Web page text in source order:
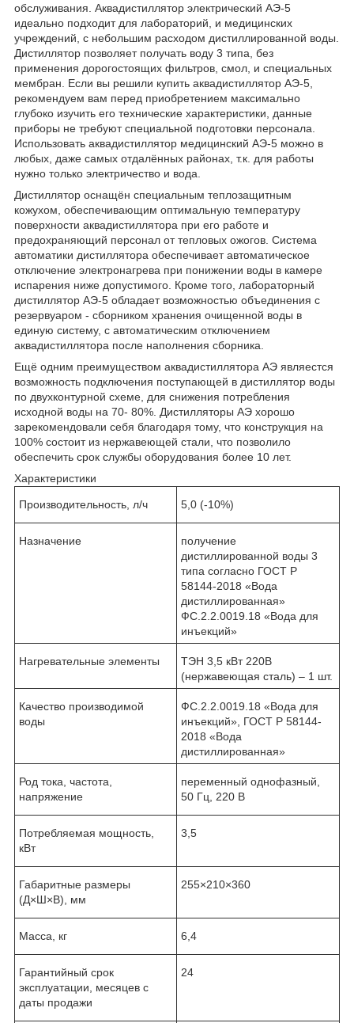
обслуживания. Аквадистиллятор электрический АЭ-5
идеально подходит для лабораторий, и медицинских
учреждений, с небольшим расходом дистиллированной воды.
Дистиллятор позволяет получать воду 3 типа, без
применения дорогостоящих фильтров, смол, и специальных
мембран. Если вы решили купить аквадистиллятор АЭ-5,
рекомендуем вам перед приобретением максимально
глубоко изучить его технические характеристики, данные
приборы не требуют специальной подготовки персонала.
Использовать аквадистиллятор медицинский АЭ-5 можно в
любых, даже самых отдалённых районах, т.к. для работы
нужно только электричество и вода.
Дистиллятор оснащён специальным теплозащитным
кожухом, обеспечивающим оптимальную температуру
поверхности аквадистиллятора при его работе и
предохраняющий персонал от тепловых ожогов. Система
автоматики дистиллятора обеспечивает автоматическое
отключение электронагрева при понижении воды в камере
испарения ниже допустимого. Кроме того, лабораторный
дистиллятор АЭ-5 обладает возможностью объединения с
резервуаром - сборником хранения очищенной воды в
единую систему, с автоматическим отключением
аквадистиллятора после наполнения сборника.
Ещё одним преимуществом аквадистиллятора АЭ являестся
возможность подключения поступающей в дистиллятор воды
по двухконтурной схеме, для снижения потребления
исходной воды на 70- 80%. Дистилляторы АЭ хорошо
зарекомендовали себя благодаря тому, что конструкция на
100% состоит из нержавеющей стали, что позволило
обеспечить срок службы оборудования более 10 лет.
Характеристики
Производительность, л/ч 5,0 (-10%)
Назначение
получение
дистиллированной воды 3
типа согласно ГОСТ Р
58144-2018 «Вода
дистиллированная»
ФС.2.2.0019.18 «Вода для
инъекций»
Нагревательные элементы
ТЭН 3,5 кВт 220В
(нержавеющая сталь) – 1 шт.
Качество производимой
воды
ФС.2.2.0019.18 «Вода для
инъекций», ГОСТ Р 58144-
2018 «Вода
дистиллированная»
Род тока, частота,
напряжение
переменный однофазный,
50 Гц, 220 В
Потребляемая мощность,
кВт
3,5
Габаритные размеры
(Д×Ш×В), мм
255×210×360
Масса, кг 6,4
Гарантийный срок
эксплуатации, месяцев с
даты продажи
24